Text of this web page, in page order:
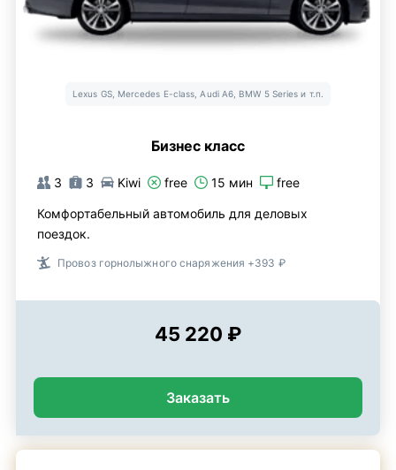
Lexus GS, Mercedes E-class, Audi A6, BMW 5 Series и т.п.
Бизнес класс
3 3 Kiwi free 15 мин free
Комфортабельный автомобиль для деловых
поездок.
Провоз горнолыжного снаряжения +393 ₽
45 220 ₽
Заказать